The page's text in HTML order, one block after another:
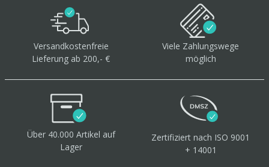
Versandkostenfreie
Lieferung ab 200,- €
Viele Zahlungswege
möglich
Über 40.000 Artikel auf
Lager
Zertifiziert nach ISO 9001
+ 14001